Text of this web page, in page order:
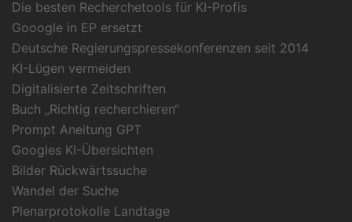
Die besten Recherchetools für KI-Profis
Gooogle in EP ersetzt
Deutsche Regierungspressekonferenzen seit 2014
KI-Lügen vermeiden
Digitalisierte Zeitschriften
Buch „Richtig recherchieren“
Prompt Aneitung GPT
Googles KI-Übersichten
Bilder Rückwärtssuche
Wandel der Suche
Plenarprotokolle Landtage